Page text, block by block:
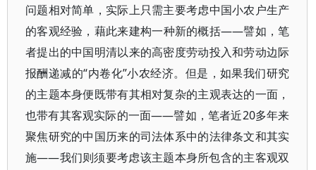
问题相对简单，实际上只需主要考虑中国小农户生产
的客观经验，藉此来建构一种新的概括——譬如，笔
者提出的中国明清以来的高密度劳动投入和劳动边际
报酬递减的“内卷化”小农经济。但是，如果我们研究
的主题本身便既带有其相对复杂的主观表达的一面，
也带有其客观实际的一面——譬如，笔者近20多年来
聚焦研究的中国历来的司法体系中的法律条文和其实
施——我们则须要考虑该主题本身所包含的主客观双